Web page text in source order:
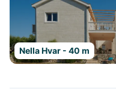
Nella Hvar - 40 m